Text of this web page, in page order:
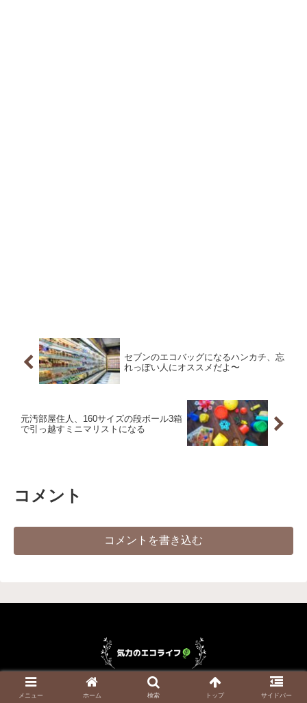
セブンのエコバッグになるハンカチ、忘
れっぽい人にオススメだよ〜
元汚部屋住人、160サイズの段ボール3箱
で引っ越すミニマリストになる
コメント
コメントを書き込む
© 2019 気力のエコライフ.
メニュー ホーム 検索 トップ サイドバー